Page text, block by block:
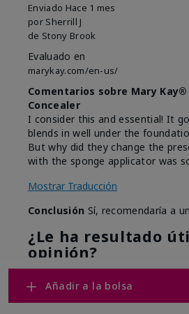
Añadir a la bolsa
Enviado Hace 1 mes
por Sherrill J
de Stony Brook
Evaluado en
marykay.com/en-us/
Comentarios sobre Mary
Concealer
I consider this and essential! It
blends in well under the
But why did they change the
with the sponge applicator was
Mostrar Traducción
Conclusión Sí, recomendaría a
¿Le ha resultado
opinión?
0
Marcar esta opinión